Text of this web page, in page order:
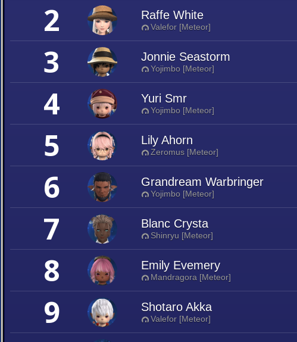
2 Raffe White
Valefor [Meteor]
3 Jonnie Seastorm
Yojimbo [Meteor]
4 Yuri Smr
Yojimbo [Meteor]
5 Lily Ahorn
Zeromus [Meteor]
6 Grandream Warbringer
Yojimbo [Meteor]
7 Blanc Crysta
Shinryu [Meteor]
8 Emily Evemery
Mandragora [Meteor]
9 Shotaro Akka
Valefor [Meteor]